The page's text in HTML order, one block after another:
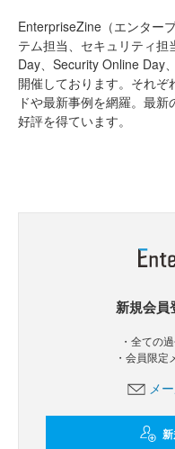
EnterpriseZine（エンター
テム担当、セキュリティ
Day、Security Online Day
開催しております。それ
ドや最新事例を網羅。最新
好評を得ています。
新規会員
・全ての
・会員限
メ